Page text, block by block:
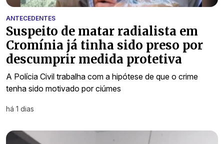
ANTECEDENTES
Suspeito de matar radialista em
Cromínia já tinha sido preso por
descumprir medida protetiva
A Polícia Civil trabalha com a hipótese de que o crime
tenha sido motivado por ciúmes
há 1 dias